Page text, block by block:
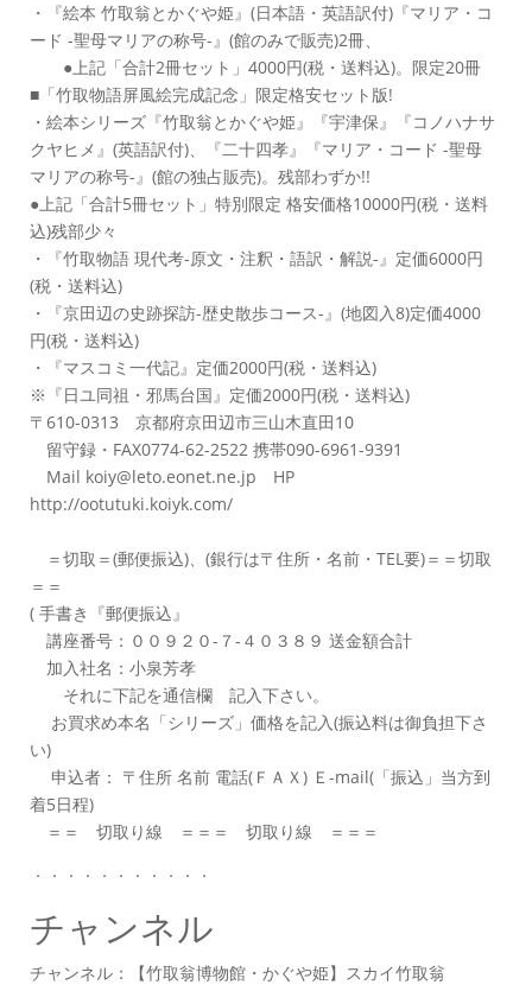
・『絵本 竹取翁とかぐや姫』(日本語・英語訳付)『マリア・コ
ード -聖母マリアの称号-』(館のみで販売)2冊、
●上記「合計2冊セット」4000円(税・送料込)。限定20冊
■「竹取物語屏風絵完成記念」限定格安セット版!
・絵本シリーズ『竹取翁とかぐや姫』『宇津保』『コノハナサ
クヤヒメ』(英語訳付)、『二十四孝』『マリア・コード -聖母
マリアの称号-』(館の独占販売)。残部わずか!!
●上記「合計5冊セット」特別限定 格安価格10000円(税・送料
込)残部少々
・『竹取物語 現代考-原文・注釈・語訳・解説-』定価6000円
(税・送料込)
・『京田辺の史跡探訪-歴史散歩コース-』(地図入8)定価4000
円(税・送料込)
・『マスコミ一代記』定価2000円(税・送料込)
※『日ユ同祖・邪馬台国』定価2000円(税・送料込)
〒610-0313 京都府京田辺市三山木直田10
留守録・FAX0774-62-2522 携帯090-6961-9391
Mail koiy@leto.eonet.ne.jp HP
http://ootutuki.koiyk.com/
＝切取＝(郵便振込)、(銀行は〒住所・名前・TEL要)＝＝切取
＝＝
( 手書き『郵便振込』
講座番号：００９２０-７-４０３８９ 送金額合計
加入社名：小泉芳孝
それに下記を通信欄 記入下さい。
お買求め本名「シリーズ」価格を記入(振込料は御負担下さ
い)
申込者： 〒住所 名前 電話(ＦＡＸ) Ｅ-mail(「振込」当方到
着5日程)
＝＝ 切取り線 ＝＝＝ 切取り線 ＝＝＝
．．．．．．．．．．．
チャンネル
チャンネル：【竹取翁博物館・かぐや姫】スカイ竹取翁